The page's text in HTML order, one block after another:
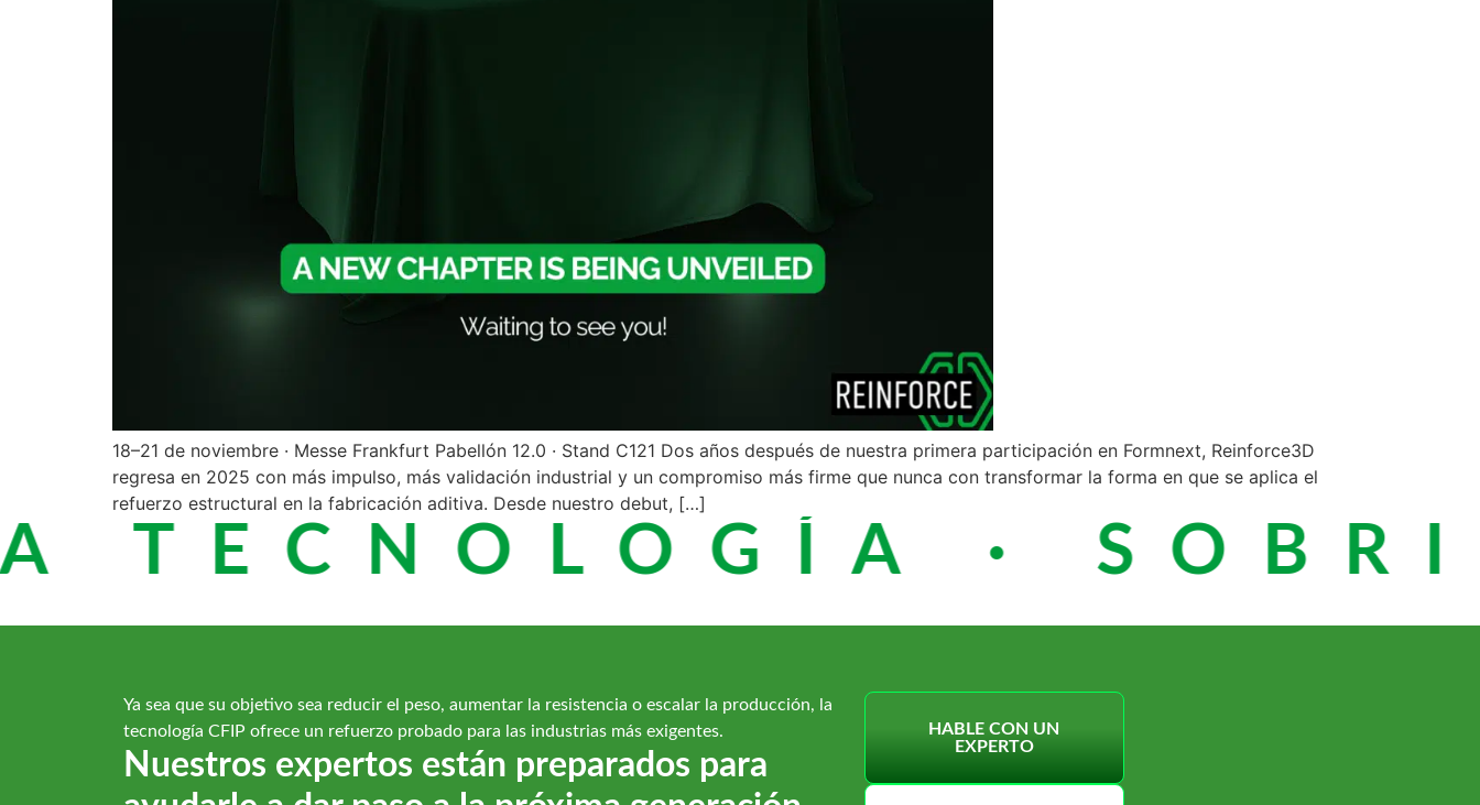
18–21 de noviembre · Messe Frankfurt Pabellón 12.0 · Stand C121 Dos años después de nuestra primera participación en Formnext, Reinforce3D
regresa en 2025 con más impulso, más validación industrial y un compromiso más firme que nunca con transformar la forma en que se aplica el
refuerzo estructural en la fabricación aditiva. Desde nuestro debut, […]
TECNOLOGÍA ·
Ya sea que su objetivo sea reducir el peso, aumentar la resistencia o escalar la producción, la
tecnología CFIP ofrece un refuerzo probado para las industrias más exigentes.
Nuestros expertos están preparados para
HABLE CON UN
EXPERTO